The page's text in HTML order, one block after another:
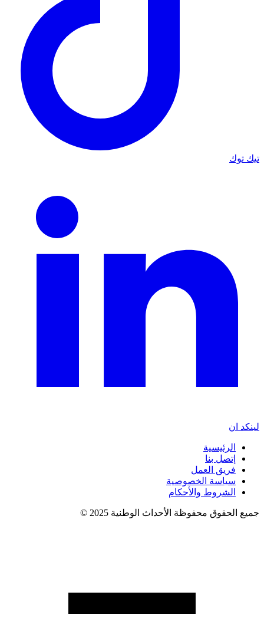
تيك توك
لينكد ان
الرئيسية
إتصل بنا
فريق العمل
سياسة الخصوصية
الشروط والأحكام
جميع الحقوق محفوظة الأحداث الوطنية 2025 ©